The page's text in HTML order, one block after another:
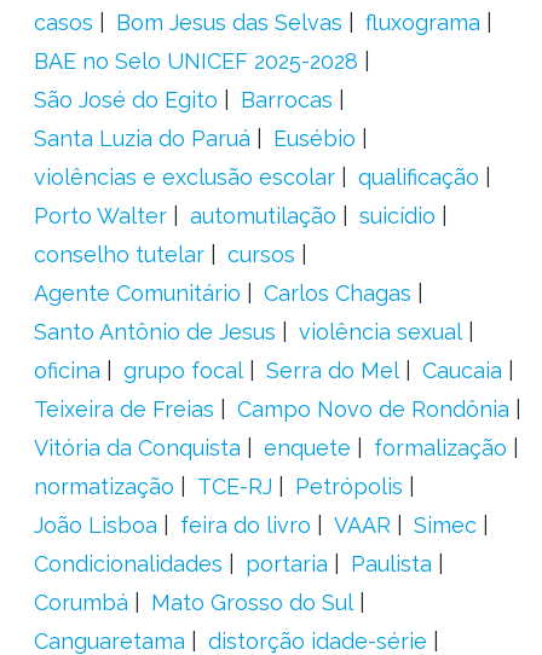
casos
Bom Jesus das Selvas
fluxograma
BAE no Selo UNICEF 2025-2028
São José do Egito
Barrocas
Santa Luzia do Paruá
Eusébio
violências e exclusão escolar
qualificação
Porto Walter
automutilação
suicídio
conselho tutelar
cursos
Agente Comunitário
Carlos Chagas
Santo Antônio de Jesus
violência sexual
oficina
grupo focal Serra do Mel
Caucaia
Teixeira de Freias
Campo Novo de Rondônia
Vitória da Conquista
enquete
formalização
normatização
TCE-RJ
Petrópolis
João Lisboa
feira do livro VAAR
Simec
Condicionalidades
portaria
Paulista
Corumbá
Mato Grosso do Sul
Canguaretama
distorção idade-série